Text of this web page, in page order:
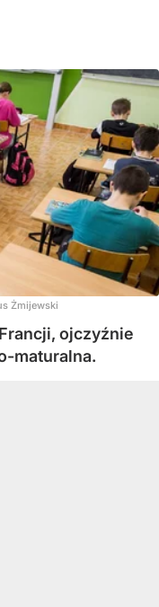
Żmijewski
ojczyźnie
maturalna.